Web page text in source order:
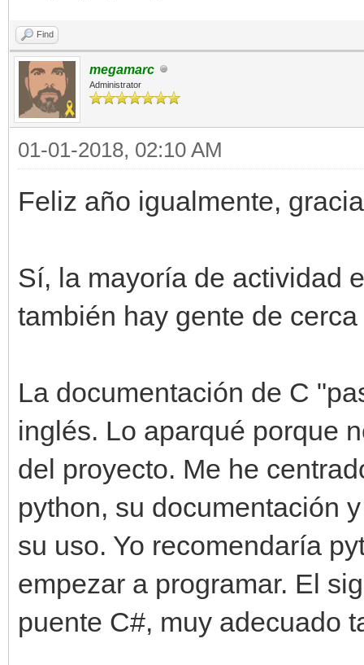
Find
megamarc
Administrator
01-01-2018, 02:10 AM
Feliz año igualmente,
Sí, la mayoría de actividad
también hay gente de
La documentación de C
inglés. Lo aparqué porque
del proyecto. Me he
python, su documentación
su uso. Yo recomendaría
empezar a programar. El
puente C#, muy adecuado